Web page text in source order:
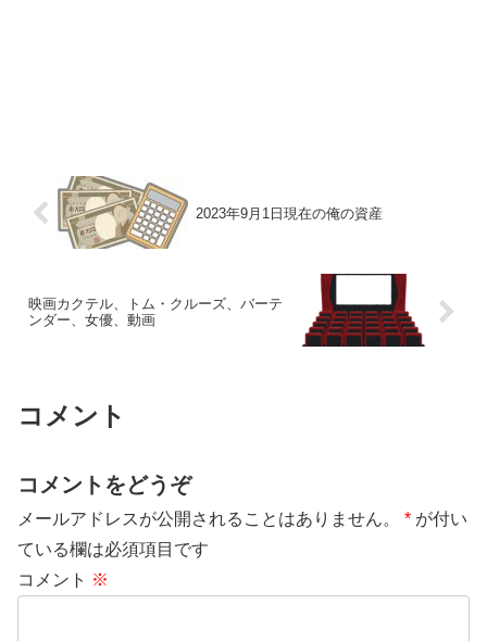
2023年9月1日現在の俺の資産
映画カクテル、トム・クルーズ、バーテ
ンダー、女優、動画
コメント
コメントをどうぞ
メールアドレスが公開されることはありません。 * が付い
ている欄は必須項目です
コメント ※